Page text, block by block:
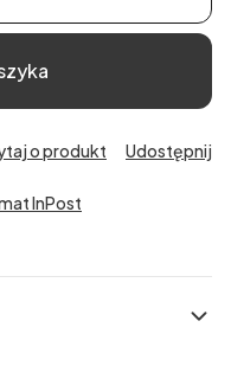
o produkt Udostępnij
InPost